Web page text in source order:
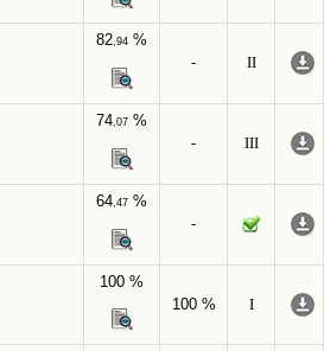
82,94 %
-
II
74,07 %
-
III
64,47 %
-
100 %
100 %
I